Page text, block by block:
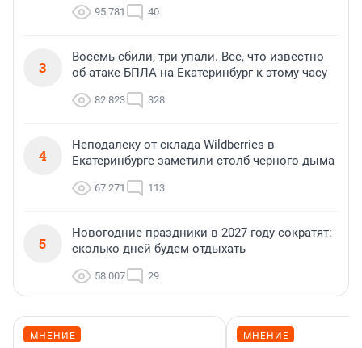
95 781 40
3
Восемь сбили, три упали. Все, что известно
об атаке БПЛА на Екатеринбург к этому часу
82 823 328
4
Неподалеку от склада Wildberries в
Екатеринбурге заметили столб черного дыма
67 271 113
5
Новогодние праздники в 2027 году сократят:
сколько дней будем отдыхать
58 007 29
МНЕНИЕ МНЕНИЕ